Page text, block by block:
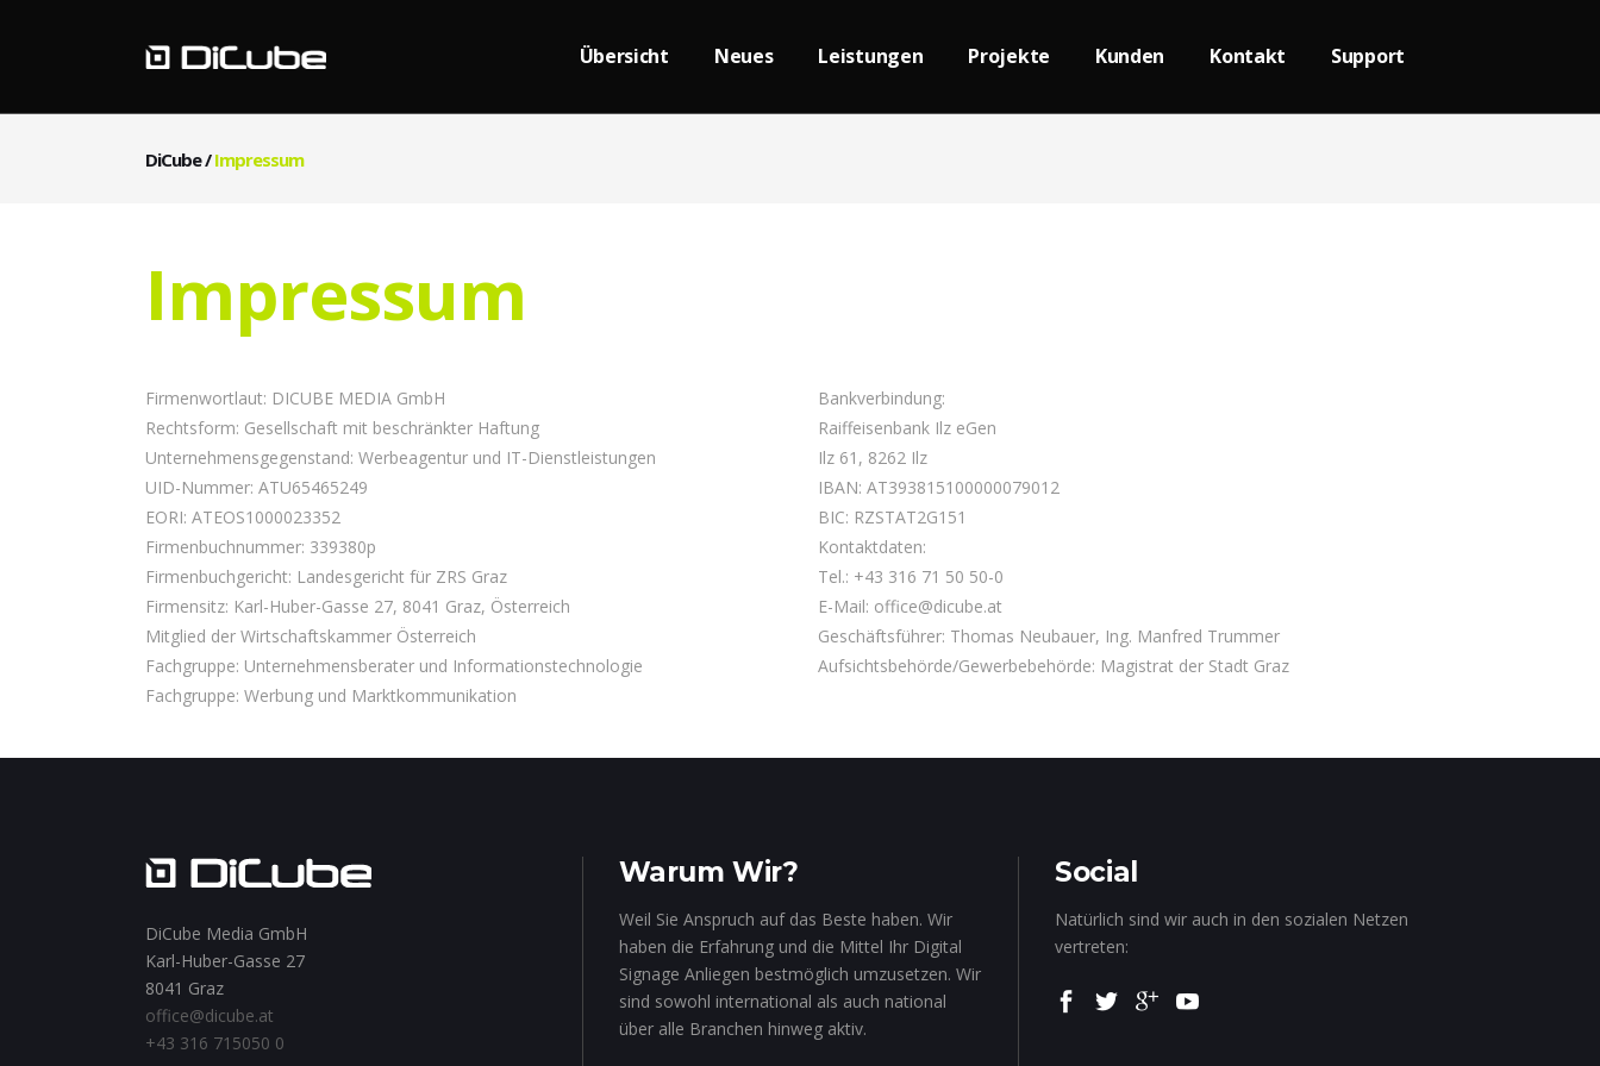
Übersicht Neues Leistungen Projekte Kunden Kontakt Support
DiCube/Impressum
Impressum
Firmenwortlaut: DICUBE MEDIA GmbH
Rechtsform: Gesellschaft mit beschränkter Haftung
Unternehmensgegenstand: Werbeagentur und IT-Dienstleistungen
UID-Nummer: ATU65465249
EORI: ATEOS1000023352
Firmenbuchnummer: 339380p
Firmenbuchgericht: Landesgericht für ZRS Graz
Firmensitz: Karl-Huber-Gasse 27, 8041 Graz, Österreich
Mitglied der Wirtschaftskammer Österreich
Fachgruppe: Unternehmensberater und Informationstechnologie
Fachgruppe: Werbung und Marktkommunikation
Bankverbindung:
Raiffeisenbank Ilz eGen
Ilz 61, 8262 Ilz
IBAN: AT393815100000079012
BIC: RZSTAT2G151
Kontaktdaten:
Tel.: +43 316 71 50 50-0
E-Mail: office@dicube.at
Geschäftsführer: Thomas Neubauer, Ing. Manfred Trummer
Aufsichtsbehörde/Gewerbebehörde: Magistrat der Stadt Graz
DiCube Media GmbH
Karl-Huber-Gasse 27
8041 Graz
office@dicube.at
+43 316 715050 0
Warum Wir?
Weil Sie Anspruch auf das Beste haben. Wir
haben die Erfahrung und die Mittel Ihr Digital
Signage Anliegen bestmöglich umzusetzen. Wir
sind sowohl international als auch national
über alle Branchen hinweg aktiv.
Social
Natürlich sind wir auch in den sozialen Netzen
vertreten: